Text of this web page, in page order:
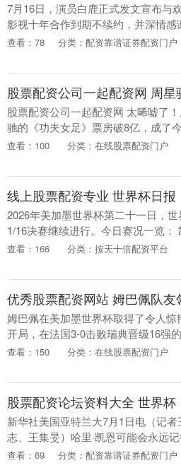
7月16日，演员白鹿正式发文宣布与
影视十年合作到期不续约，并深情感
板于正。这条消息一出，迅速在社交
旗下最红的女艺....
查看：78 分类：配资靠谱证券配资门户
股票配资公司一起配资网 太唏嘘了
驰的《功夫女足》票房破8亿，成了
热的电影，可口碑却两极分化，这剧
球》的续集，....
查看：100 分类：在线股票配资门户
2026年美加墨世界杯第二十一日，
1/16决赛继续进行。今日赛况一览：
双响助英格兰2-1逆转刚果（金） 比利
查看：166 分类：按天十倍配资平台
姆巴佩在美加墨世界杯取得了令人惊
开局，在法国3-0击败瑞典晋级16强
中，上演梅开二度的姆巴佩被替换下
表达对法国....
查看：150 分类：在线股票配资门户
新华社美国亚特兰大7月1日电（记者
志、王集旻）哈里·凯恩可能会永远
特兰大这个阳光明媚的午后。他在11
查看：69 分类：配资靠谱证券配资门户